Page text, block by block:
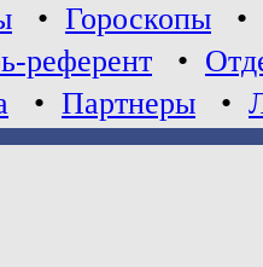
• Гороскопы •
референт •
• Партнеры •